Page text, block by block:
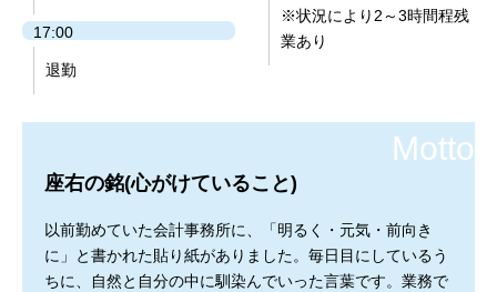
17:00
退勤
※状況により2～3時間程残
業あり
座右の銘(心がけていること)
以前勤めていた会計事務所に、「明るく・元気・前向き
に」と書かれた貼り紙がありました。毎日目にしているう
ちに、自然と自分の中に馴染んでいった言葉です。業務で